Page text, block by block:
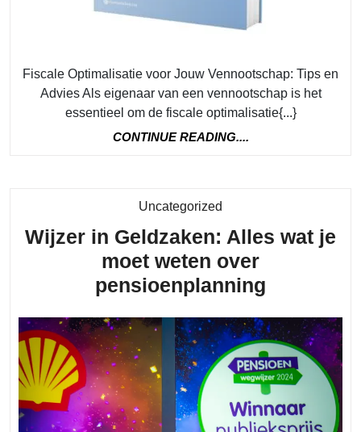
Fiscale Optimalisatie voor Jouw Vennootschap: Tips en
Advies Als eigenaar van een vennootschap is het
essentieel om de fiscale optimalisatie{...}
CONTINUE READING....
Uncategorized
Wijzer in Geldzaken: Alles wat je
moet weten over
pensioenplanning
Alles
wat
je